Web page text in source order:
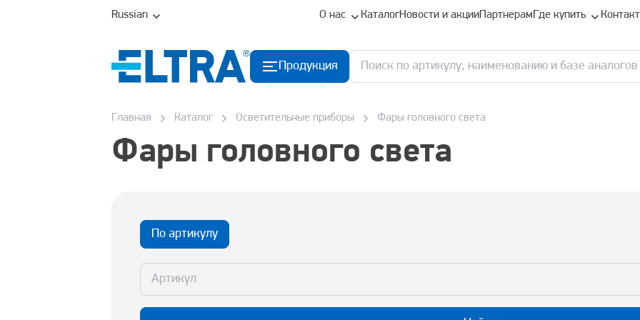
Russian О нас КаталогНовости и акцииПартнерам Где купить
Продукция
Главная Каталог Осветительные приборы Фары головного света
Фары головного света
По артикулу